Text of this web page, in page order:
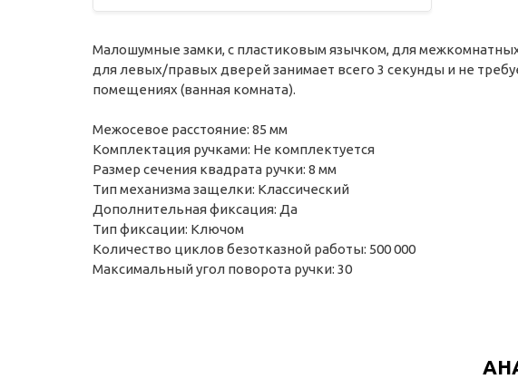
Малошумные замки, с пластиковым язычком, для
для левых/правых дверей занимает всего 3 секунды и не
помещениях (ванная комната).
Межосевое расстояние: 85 мм
Комплектация ручками: Не комплектуется
Размер сечения квадрата ручки: 8 мм
Тип механизма защелки: Классический
Дополнительная фиксация: Да
Тип фиксации: Ключом
Количество циклов безотказной работы: 500 000
Максимальный угол поворота ручки: 30